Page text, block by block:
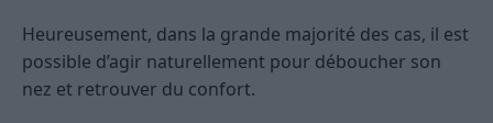
Heureusement, dans la grande majorité des cas, il est
possible d’agir naturellement pour déboucher son
nez et retrouver du confort.